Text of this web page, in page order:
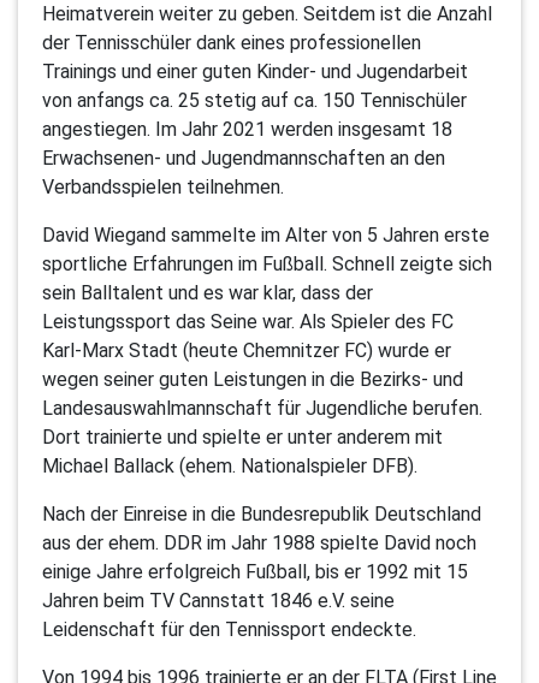
Heimatverein weiter zu geben. Seitdem ist die Anzahl
der Tennisschüler dank eines professionellen
Trainings und einer guten Kinder- und Jugendarbeit
von anfangs ca. 25 stetig auf ca. 150 Tennischüler
angestiegen. Im Jahr 2021 werden insgesamt 18
Erwachsenen- und Jugendmannschaften an den
Verbandsspielen teilnehmen.
David Wiegand sammelte im Alter von 5 Jahren erste
sportliche Erfahrungen im Fußball. Schnell zeigte sich
sein Balltalent und es war klar, dass der
Leistungssport das Seine war. Als Spieler des FC
Karl-Marx Stadt (heute Chemnitzer FC) wurde er
wegen seiner guten Leistungen in die Bezirks- und
Landesauswahlmannschaft für Jugendliche berufen.
Dort trainierte und spielte er unter anderem mit
Michael Ballack (ehem. Nationalspieler DFB).
Nach der Einreise in die Bundesrepublik Deutschland
aus der ehem. DDR im Jahr 1988 spielte David noch
einige Jahre erfolgreich Fußball, bis er 1992 mit 15
Jahren beim TV Cannstatt 1846 e.V. seine
Leidenschaft für den Tennissport endeckte.
Von 1994 bis 1996 trainierte er an der FLTA (First Line